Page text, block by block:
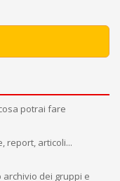
potrai fare
report, articoli...
dei gruppi e